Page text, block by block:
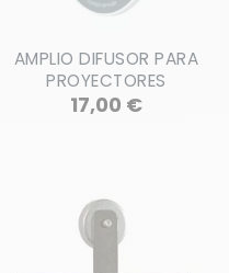
AMPLIO DIFUSOR PARA
PROYECTORES
17,00 €Precio